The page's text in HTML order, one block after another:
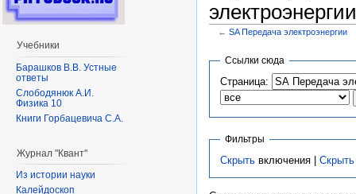
← SA Передача электроэнергии
Ссылки сюда
Страница:
Фильтры
Скрытьвключения | Скрыть
Учебники
Барашков В.В. Устные
ответы
Слободянюк А.И.
Физика 10
Книги Горбацевича С.А.
Журнал "Квант"
Из истории науки
Калейдоскоп